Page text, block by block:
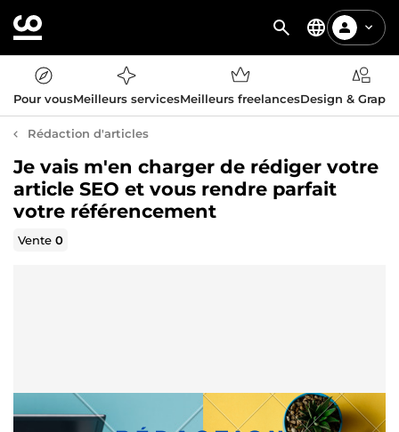
Pour vousMeilleurs servicesMeilleurs freelancesDesign &
Rédaction d'articles
Je vais m'en charger de rédiger votre
article SEO et vous rendre parfait
votre référencement
Vente0